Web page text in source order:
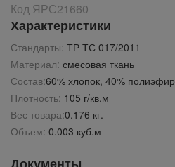
Код ЯРС21660
Характеристики
Стандарты: ТР ТС 017/2011
Материал: смесовая ткань
Состав:60% хлопок, 40% полиэфир
Плотность: 105 г/кв.м
Вес товара:0.176 кг.
Объем: 0.003 куб.м